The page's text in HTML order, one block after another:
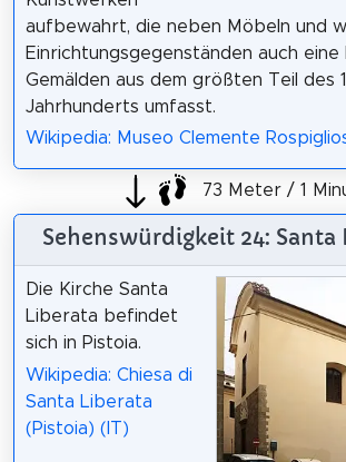
aufbewahrt, die neben Möbeln und
Einrichtungsgegenständen auch eine
Gemälden aus dem größten Teil des
Jahrhunderts umfasst.
Wikipedia: Museo Clemente
73 Meter / 1
Sehenswürdigkeit 24: Santa
Die Kirche Santa
Liberata befindet
sich in Pistoia.
Wikipedia: Chiesa di
Santa Liberata
(Pistoia) (IT)